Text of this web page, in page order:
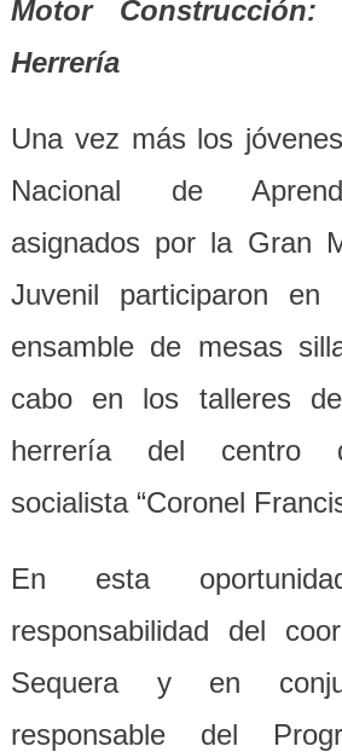
Motor Construcción:
Herrería
Una vez más los
Nacional de
asignados por la Gran
Juvenil participaron
ensamble de mesas
cabo en los talleres
herrería del centro
socialista “Coronel
En esta
responsabilidad del
Sequera y en
responsable del